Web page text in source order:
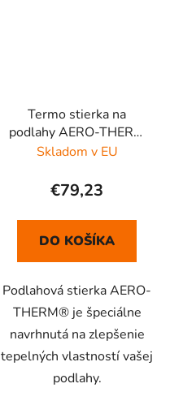
Termo stierka na
podlahy AERO-THERM
FLOOR 5L
Skladom v EU
€79,23
DO KOŠÍKA
Podlahová stierka AERO-
THERM® je špeciálne
navrhnutá na zlepšenie
tepelných vlastností vašej
podlahy.